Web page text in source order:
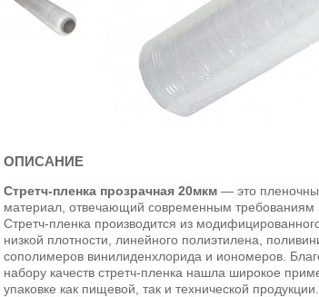
ОПИСАНИЕ
Стретч-пленка прозрачная 20мкм — это
материал, отвечающий современным требованиям к
Стретч-пленка производится из
низкой плотности, линейного полиэтилена,
сополимеров винилиденхлорида и иономеров.
набору качеств стретч-пленка нашла широкое
упаковке как пищевой, так и технической продукции.